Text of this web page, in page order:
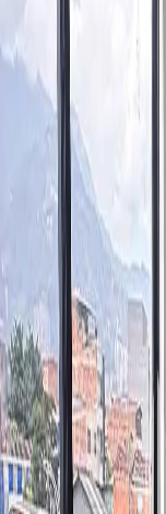
almacenamiento,
altura adecuada, con
importantes puntos
Platino Plaza y el
Regional y la
público. CONFORT
Canon de renta: $
Amenidades
Ascensor
Baldosa/
Cocineta
Video